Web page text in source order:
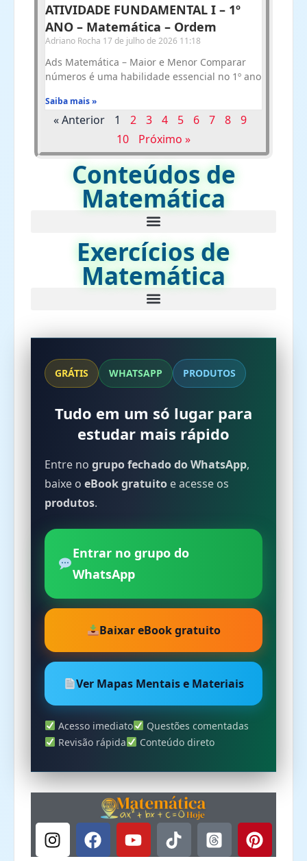
ATIVIDADE FUNDAMENTAL I – 1º
ANO – Matemática – Ordem
Adriano Rocha 17 de julho de 2026 11:18
Ads Matemática – Maior e Menor Comparar
números é uma habilidade essencial no 1º ano
Saiba mais »
« Anterior 1 2 3 4 5 6 7 8
9
10
Próximo »
Conteúdos de
Matemática
Exercícios de
Matemática
GRÁTIS WHATSAPP PRODUTOS
Tudo em um só lugar para
estudar mais rápido
Entre no grupo fechado do WhatsApp,
baixe o eBook gratuito e acesse os
produtos.
Entrar no grupo do
WhatsApp
Baixar eBook gratuito
Ver Mapas Mentais e Materiais
Acesso imediato
Questões comentadas
Revisão rápida
Conteúdo direto